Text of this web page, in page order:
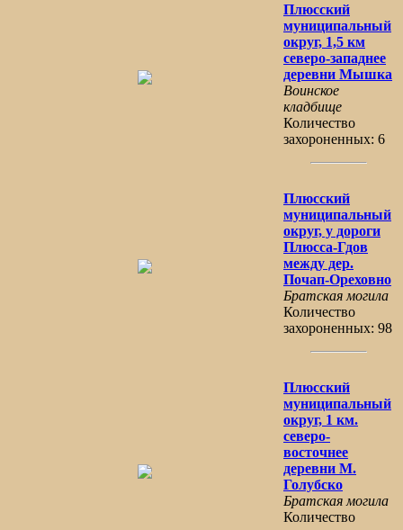
Плюсский
муниципальный
округ, 1,5 км
северо-западнее
деревни Мышка
Воинское
кладбище
Количество
захороненных: 6
Плюсский
муниципальный
округ, у дороги
Плюсса-Гдов
между дер.
Почап-Ореховно
Братская могила
Количество
захороненных: 98
Плюсский
муниципальный
округ, 1 км.
северо-
восточнее
деревни М.
Голубско
Братская могила
Количество